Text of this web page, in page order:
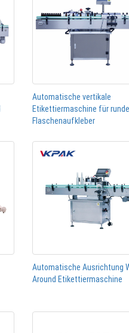
Automatische vertikale
Etikettiermaschine für runde
Flaschenaufkleber
Automatische Ausrichtung
Around Etikettiermaschine